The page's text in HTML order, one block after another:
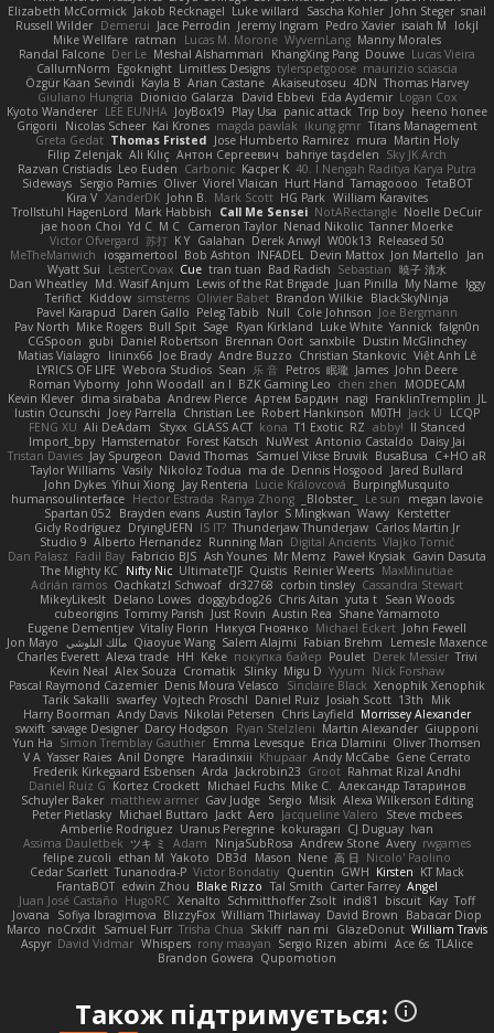
Elizabeth McCormick Jakob Recknagel Luke willard Sascha Kohler John Steger snail
Russell Wilder Demerui Jace Perrodin Jeremy Ingram Pedro Xavier isaiah M
lokjl
Mike Wellfare ratman Lucas M. Morone WyvernLang Manny Morales
Randal Falcone Der Le Meshal Alshammari KhangXing Pang Douwe Lucas Vieira
CallumNorm Egoknight Limitless Designs tylerspetgoose maurizio sciascia
Özgür Kaan Sevindi Kayla B Arian Castane Akaiseutoseu 4DN Thomas Harvey
Giuliano Hungria Dionicio Galarza David Ebbevi Eda Aydemir Logan Cox
Kyoto Wanderer LEE EUNHA JoyBox19 Play Usa panic attack Trip boy heeno honee
Grigorii
Nicolas Scheer Kai Krones magda pawlak ikung gmr Titans Management
Greta Gedat Thomas Fristed Jose Humberto Ramirez mura Martin Holy
Filip Zelenjak Ali Kılıç Антон Сергеевич bahriye taşdelen Sky JK Arch
Razvan Cristiadis Leo Euden Carbonic Kacper K 40. I Nengah Raditya Karya Putra
Sideways Sergio Pamies Oliver Viorel Vlaican Hurt Hand Tamagoooo TetaBOT
Kira V XanderDK John B. Mark Scott HG Park William Karavites
Trollstuhl HagenLord Mark Habbish Call Me Sensei NotARectangle Noelle DeCuir
jae hoon Choi Yd C M C Cameron Taylor Nenad Nikolic Tanner Moerke
Victor Ofvergard 苏打 K Y Galahan Derek Anwyl W00k13 Released 50
MeTheManwich
iosgamertool Bob Ashton INFADEL Devin Mattox Jon Martello
Jan
Wyatt Sui
LesterCovax Cue tran tuan Bad Radish Sebastian 暁子 清水
Dan Wheatley Md. Wasif Anjum Lewis of the Rat Brigade Juan Pinilla My Name Iggy
Terifict Kiddow simsterns Olivier Babet Brandon Wilkie BlackSkyNinja
Pavel Karapud Daren Gallo Peleg Tabib Null Cole Johnson Joe Bergmann
Pav North Mike Rogers Bull Spit Sage Ryan Kirkland Luke White Yannick falgn0n
CGSpoon gubi Daniel Robertson Brennan Oort sanxbile Dustin McGlinchey
Matias Vialagro
lininx66 Joe Brady Andre Buzzo Christian Stankovic Việt Anh Lê
LYRICS OF LIFE Webora Studios Sean 乐 音 Petros 眠瓏 James John Deere
Roman Vyborny John Woodall an l BZK Gaming Leo chen zhen
MODECAM
Kevin Klever dima sirababa Andrew Pierce Артем Бардин nagi FranklinTremplin JL
Iustin Ocunschi
Joey Parrella Christian Lee Robert Hankinson M0TH Jack Ü
LCQP
FENG XU Ali DeAdam Styxx GLASS ACT kona T1 Exotic RZ abby! ll Stanced
Import_bpy Hamsternator Forest Katsch NuWest Antonio Castaldo Daisy Jai
Tristan Davies Jay Spurgeon David Thomas Samuel Vikse Bruvik BusaBusa C+HO aR
Taylor Williams Vasily Nikoloz Todua ma de Dennis Hosgood
Jared Bullard
John Dykes Yihui Xiong Jay Renteria Lucie Královcová BurpingMusquito
humansoulinterface Hector Estrada Ranya Zhong _Blobster_ Le sun
megan lavoie
Spartan 052 Brayden evans Austin Taylor S Mingkwan Wawy Kerstetter
Gicly Rodríguez DryingUEFN IS IT? Thunderjaw Thunderjaw Carlos Martin Jr
Studio 9 Alberto Hernandez Running Man Digital Ancients Vlajko Tomić
Dan Palasz Fadil Bay Fabricio BJS Ash Younes Mr Memz Paweł Krysiak Gavin Dasuta
The Mighty KC Nifty Nic UltimateTJF Quistis Reinier Weerts MaxMinutiae
Adrián ramos Oachkatzl Schwoaf dr32768 corbin tinsley Cassandra Stewart
MikeyLikesIt Delano Lowes doggybdog26 Chris Aitan yuta t Sean Woods
cubeorigins Tommy Parish Just Rovin Austin Rea Shane Yamamoto
Eugene Dementjev Vitaliy Florin Никуся Гноянко Michael Eckert John Fewell
Jon Mayo مالك البلوشي Qiaoyue Wang Salem Alajmi Fabian Brehm
Lemesle Maxence
Charles Everett Alexa trade HH Keke покупка байер Poulet Derek Messier Trivi
Kevin Neal Alex Souza Cromatik Slinky Migu D Yyyum Nick Forshaw
Pascal Raymond Cazemier Denis Moura Velasco Sinclaire Black Xenophik Xenophik
Tarik Sakalli swarfey Vojtech Proschl Daniel Ruiz Josiah Scott 13th
Mik
Harry Boorman Andy Davis Nikolai Petersen Chris Layfield Morrissey Alexander
swxift savage Designer Darcy Hodgson Ryan Stelzleni Martin Alexander Giupponi
Yun Ha Simon Tremblay Gauthier Emma Levesque Erica Dlamini Oliver Thomsen
V A Yasser Raies Anil Dongre Haradinxiii Khupaar Andy McCabe Gene Cerrato
Frederik Kirkegaard Esbensen Arda Jackrobin23 Groot Rahmat Rizal Andhi
Daniel Ruiz G Kortez Crockett Michael Fuchs Mike C. Александр Татаринов
Schuyler Baker matthew armer Gav Judge Sergio Misik Alexa Wilkerson Editing
Peter Pietlasky Michael Buttaro Jackt Aero Jacqueline Valero
Steve mcbees
Amberlie Rodriguez Uranus Peregrine kokuragari CJ Duguay Ivan
Assima Dauletbek ツキ ミ Adam NinjaSubRosa Andrew Stone Avery rwgames
felipe zucoli ethan M Yakoto DB3d Mason Nene 高 日 Nicolo' Paolino
Cedar Scarlett Tunanodra-P Victor Bondatiy Quentin GWH Kirsten KT Mack
FrantaBOT edwin Zhou Blake Rizzo Tal Smith Carter Farrey Angel
Juan José Castaño HugoRC Xenalto Schmitthoffer Zsolt indi81 biscuit Kay Toff
Jovana
Sofiya Ibragimova BlizzyFox William Thirlaway David Brown
Babacar Diop
Marco noCrxdit Samuel Furr Trisha Chua Skkiff nan mi GlazeDonut William Travis
Aspyr David Vidmar Whispers rony maayan Sergio Rizen abimi Ace 6s TLAlice
Brandon Gowera Qupomotion
Також підтримується: